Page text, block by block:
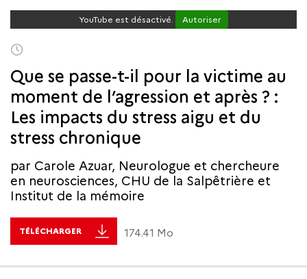
YouTube est désactivé. Autoriser
Que se passe-t-il pour la victime au
moment de l’agression et après ? :
Les impacts du stress aigu et du
stress chronique
par Carole Azuar, Neurologue et chercheure
en neurosciences, CHU de la Salpêtrière et
Institut de la mémoire
TÉLÉCHARGER 174.41 Mo